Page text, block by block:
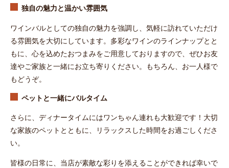
独自の魅力と温かい雰囲気
ワインバルとしての独自の魅力を強調し、気軽に訪れていただけ
る雰囲気を大切にしています。多彩なワインのラインナップとと
もに、心を込めたおつまみをご用意しておりますので、ぜひお友
達やご家族と一緒にお立ち寄りください。もちろん、お一人様で
もどうぞ。
ペットと一緒にバルタイム
さらに、ディナータイムにはワンちゃん連れも大歓迎です！大切
な家族のペットとともに、リラックスした時間をお過ごしくださ
い。
皆様の日常に、当店が素敵な彩りを添えることができれば幸いで